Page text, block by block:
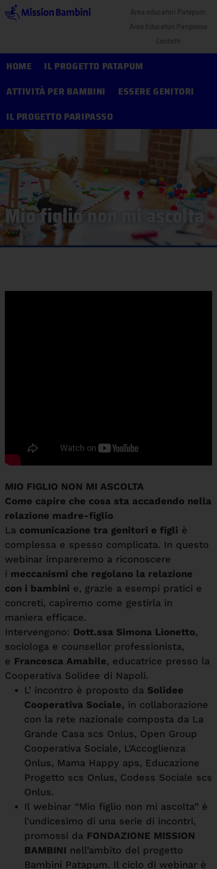
Area educatori Patapum
Area Educatori Paripasso
Contatti
HOME
IL PROGETTO PATAPUM
ATTIVITÀ PER BAMBINI
ESSERE GENITORI
IL PROGETTO PARIPASSO
Mio figlio non mi ascolta
MIO FIGLIO NON MI ASCOLTA
Come capire che cosa sta accadendo nella
relazione madre-figlio
La comunicazione tra genitori e figli è
complessa e spesso complicata. In questo
webinar impareremo a riconoscere
i meccanismi che regolano la relazione
con i bambini e, grazie a esempi pratici e
concreti, capiremo come gestirla in
maniera efficace.
Intervengono: Dott.ssa Simona Lionetto,
sociologa e counsellor professionista,
e Francesca Amabile, educatrice presso la
Cooperativa Solidee di Napoli.
L’ incontro è proposto da Solidee
Cooperativa Sociale, in collaborazione
con la rete nazionale composta da La
Grande Casa scs Onlus, Open Group
Cooperativa Sociale, L’Accoglienza
Onlus, Mama Happy aps, Educazione
Progetto scs Onlus, Codess Sociale scs
Onlus.
Il webinar “Mio figlio non mi ascolta” è
l’undicesimo di una serie di incontri,
promossi da FONDAZIONE MISSION
BAMBINI nell’ambito del progetto
Bambini Patapum. Il ciclo di webinar è